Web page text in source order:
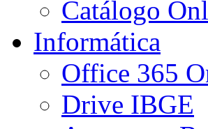
Catálogo
Informática
Office 365
Drive IBGE